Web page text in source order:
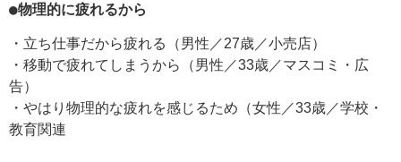
●物理的に疲れるから
・立ち仕事だから疲れる（男性／27歳／小売店）
・移動で疲れてしまうから（男性／33歳／マスコミ・広
告）
・やはり物理的な疲れを感じるため（女性／33歳／学校・
教育関連